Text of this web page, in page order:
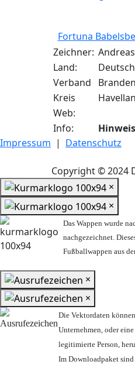
Fortuna
Zeichner:
Land:
Verband
Kreis
Web:
Info:
Impressum | Datenschutz
Copyright © 2024
×
×
Das Wappen wurde
nachgezeichnet.
Fußballwappen aus
×
×
Die Vektordaten
Unternehmen, oder
legitimierte Person,
Im Downloadpaket